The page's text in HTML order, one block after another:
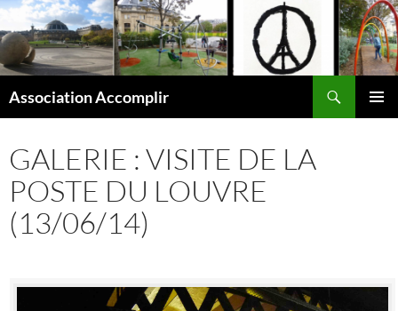
Aller
au
contenu
Association Accomplir
GALERIE : VISITE DE LA
POSTE DU LOUVRE
(13/06/14)